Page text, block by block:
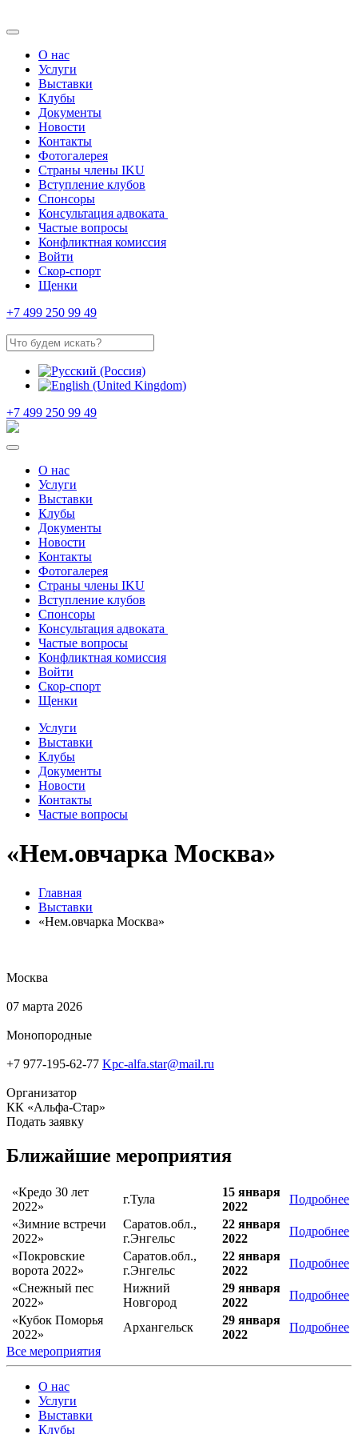
О нас
Услуги
Выставки
Клубы
Документы
Новости
Контакты
Фотогалерея
Страны члены IKU
Вступление клубов​
Спонсоры
Консультация адвоката ​
Частые вопросы
Конфликтная комиссия
Войти
Скор-спорт
Щенки
+7 499 250 99 49
+7 499 250 99 49
О нас
Услуги
Выставки
Клубы
Документы
Новости
Контакты
Фотогалерея
Страны члены IKU
Вступление клубов​
Спонсоры
Консультация адвоката ​
Частые вопросы
Конфликтная комиссия
Войти
Скор-спорт
Щенки
Услуги
Выставки
Клубы
Документы
Новости
Контакты
Частые вопросы
«Нем.овчарка Москва»
Главная
Выставки
«Нем.овчарка Москва»
Москва
07 марта 2026
Монопородные
+7 977-195-62-77 Kpc-alfa.star@mail.ru
Организатор
КК «Альфа-Стар»
Подать заявку
Ближайшие мероприятия
«Кредо 30 лет
2022»
г.Тула
15 января
2022
Подробнее
«Зимние встречи
2022»
Саратов.обл.,
г.Энгельс
22 января
2022
Подробнее
«Покровские
ворота 2022»
Саратов.обл.,
г.Энгельс
22 января
2022
Подробнее
«Снежный пес
2022»
Нижний
Новгород
29 января
2022
Подробнее
«Кубок Поморья
2022»
Архангельск
29 января
2022
Подробнее
Все мероприятия
О нас
Услуги
Выставки
Клубы